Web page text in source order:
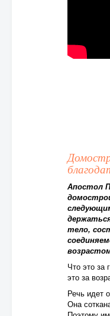
Апостол
тело,
Что это за
это за
Речь идет
Она